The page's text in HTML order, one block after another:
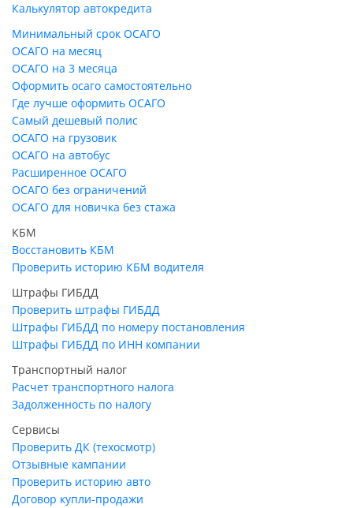
Калькулятор автокредита
Минимальный срок ОСАГО
ОСАГО на месяц
ОСАГО на 3 месяца
Оформить осаго самостоятельно
Где лучше оформить ОСАГО
Самый дешевый полис
ОСАГО на грузовик
ОСАГО на автобус
Расширенное ОСАГО
ОСАГО без ограничений
ОСАГО для новичка без стажа
КБМ
Восстановить КБМ
Проверить историю КБМ водителя
Штрафы ГИБДД
Проверить штрафы ГИБДД
Штрафы ГИБДД по номеру постановления
Штрафы ГИБДД по ИНН компании
Транспортный налог
Расчет транспортного налога
Задолженность по налогу
Сервисы
Проверить ДК (техосмотр)
Отзывные кампании
Проверить историю авто
Договор купли-продажи